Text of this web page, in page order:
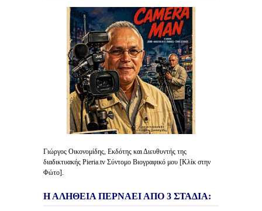
Γιώργος Οικονομίδης, Εκδότης και Διευθυντής της
διαδικτυακής Pieria.tv Σύντομο Βιογραφικό μου [Κλίκ στην
Φώτο].
Η ΑΛΗΘΕΙΑ ΠΕΡΝΑΕΙ ΑΠΟ 3 ΣΤΑΔΙΑ: